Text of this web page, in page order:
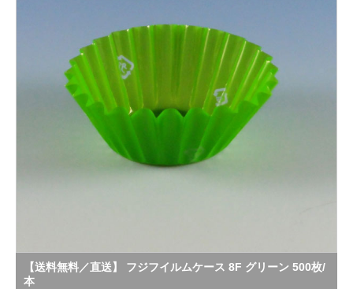
【送料無料／直送】 フジフイルムケース 8F グリーン 500枚/
本